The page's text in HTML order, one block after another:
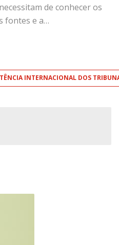
de conhecer os
fontes e a
INTERNACIONAL DOS